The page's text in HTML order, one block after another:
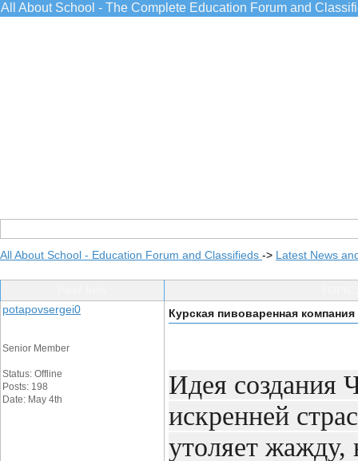
All About School - The Complete Education Forum and
All About School - Education Forum and Classifieds -> Latest News
potapovsergei0
Senior Member
Status: Offline
Posts: 198
Date: May 4th
Курская пивоваренная
Идея создания
искренней
утоляет жажду,